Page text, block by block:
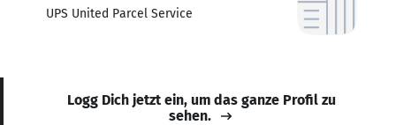
UPS United Parcel Service
Logg Dich jetzt ein, um das ganze Profil zu
sehen.